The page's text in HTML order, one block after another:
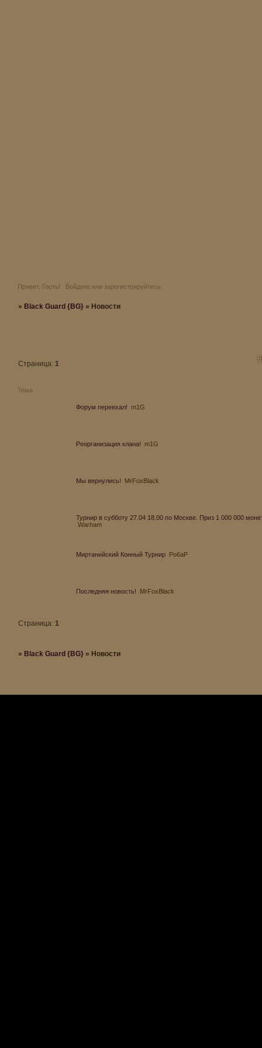
Привет, Гость! Войдите или зарегистрируйтесь
» Black Guard {BG} » Новости
Страница:1
Тема
Форум переехал! m1G
Реорганизация клана! m1G
Мы вернулись! MrFoxBlack
Турнир в субботу 27.04 18.00 по Москве. Приз 1 000 000
Warham
Миртанийский Конный Турнир Po6aP
Последняя новость! MrFoxBlack
Страница:1
» Black Guard {BG} » Новости